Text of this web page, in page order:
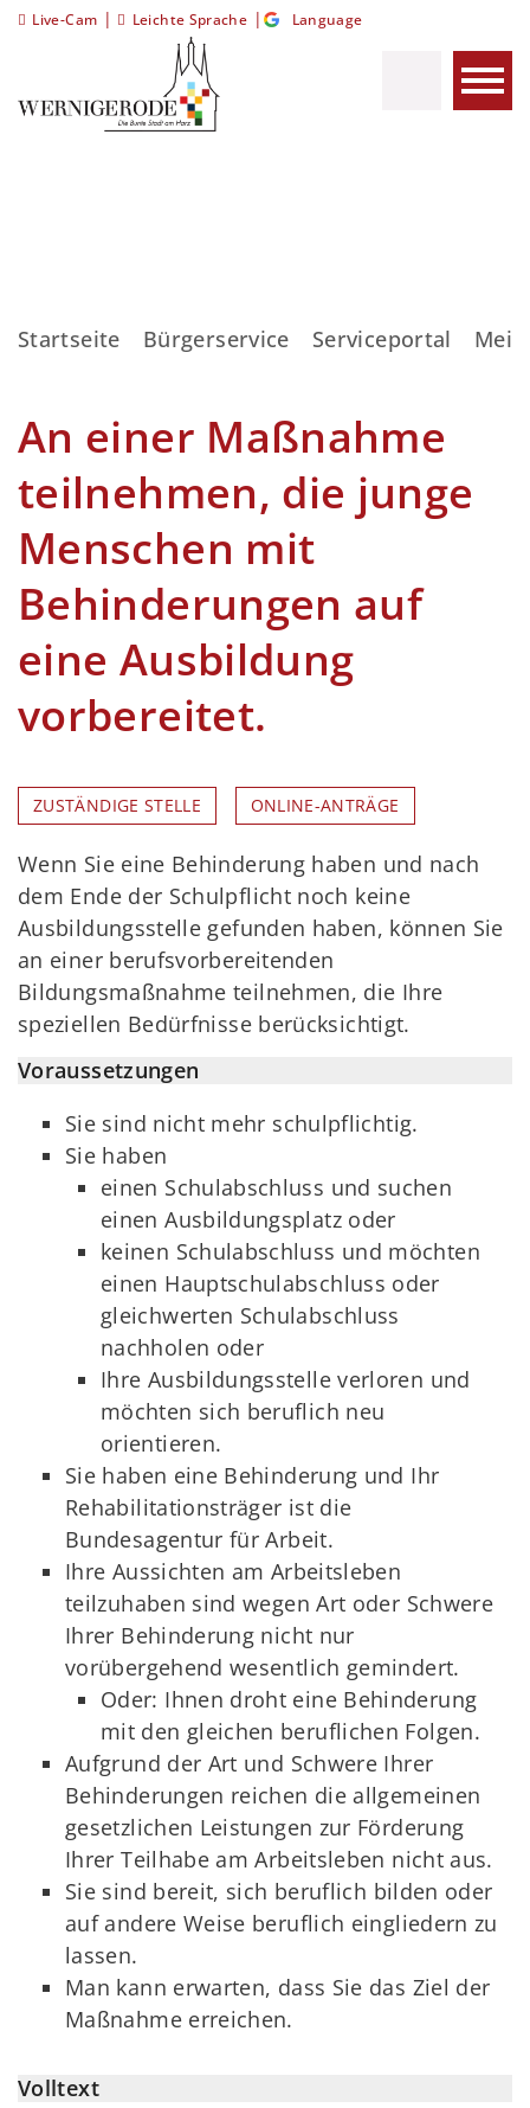
Live-Cam | Leichte Sprache | Language
Startseite Bürgerservice Serviceportal
An einer Maßnahme
teilnehmen, die junge
Menschen mit
Behinderungen auf
eine Ausbildung
vorbereitet.
ZUSTÄNDIGE STELLE ONLINE-ANTRÄGE
Wenn Sie eine Behinderung haben und nach
dem Ende der Schulpflicht noch keine
Ausbildungsstelle gefunden haben, können Sie
an einer berufsvorbereitenden
Bildungsmaßnahme teilnehmen, die Ihre
speziellen Bedürfnisse berücksichtigt.
Voraussetzungen
Sie sind nicht mehr schulpflichtig.
Sie haben
einen Schulabschluss und suchen
einen Ausbildungsplatz oder
keinen Schulabschluss und möchten
einen Hauptschulabschluss oder
gleichwerten Schulabschluss
nachholen oder
Ihre Ausbildungsstelle verloren und
möchten sich beruflich neu
orientieren.
Sie haben eine Behinderung und Ihr
Rehabilitationsträger ist die
Bundesagentur für Arbeit.
Ihre Aussichten am Arbeitsleben
teilzuhaben sind wegen Art oder Schwere
Ihrer Behinderung nicht nur
vorübergehend wesentlich gemindert.
Oder: Ihnen droht eine Behinderung
mit den gleichen beruflichen Folgen.
Aufgrund der Art und Schwere Ihrer
Behinderungen reichen die allgemeinen
gesetzlichen Leistungen zur Förderung
Ihrer Teilhabe am Arbeitsleben nicht aus.
Sie sind bereit, sich beruflich bilden oder
auf andere Weise beruflich eingliedern zu
lassen.
Man kann erwarten, dass Sie das Ziel der
Maßnahme erreichen.
Volltext